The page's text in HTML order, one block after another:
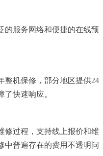
的服务网络和便捷的在线预
整机保修，部分地区提供24
快速响应。
修过程，支持线上报价和维
中普遍存在的费用不透明问